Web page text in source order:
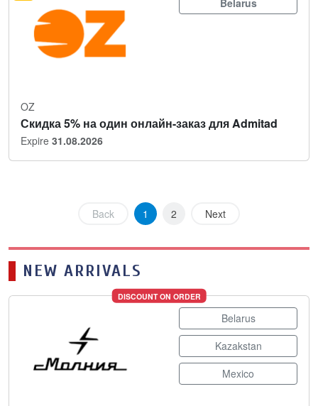
OZ
Скидка 5% на один онлайн-заказ для Admitad
Expire 31.08.2026
Back 1 2 Next
NEW ARRIVALS
DISCOUNT ON ORDER
Belarus
Kazakstan
Mexico